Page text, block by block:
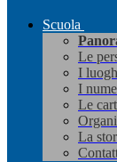
Scuola
Le
I
I
Le
La